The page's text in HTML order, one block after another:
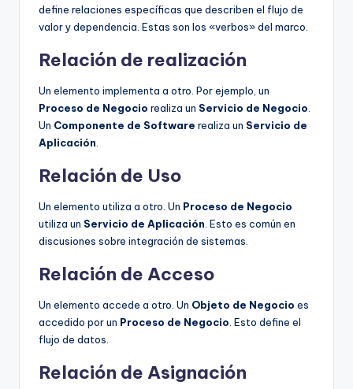
define relaciones específicas que describen el flujo de
valor y dependencia. Estas son los «verbos» del marco.
Relación de realización
Un elemento implementa a otro. Por ejemplo, un
Proceso de Negocio realiza un Servicio de Negocio.
Un Componente de Software realiza un Servicio de
Aplicación.
Relación de Uso
Un elemento utiliza a otro. Un Proceso de Negocio
utiliza un Servicio de Aplicación. Esto es común en
discusiones sobre integración de sistemas.
Relación de Acceso
Un elemento accede a otro. Un Objeto de Negocio es
accedido por un Proceso de Negocio. Esto define el
flujo de datos.
Relación de Asignación